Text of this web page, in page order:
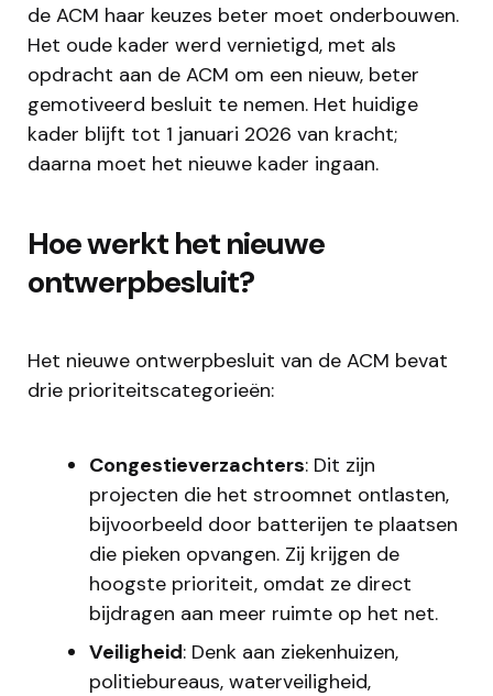
de ACM haar keuzes beter moet onderbouwen.
Het oude kader werd vernietigd, met als
opdracht aan de ACM om een nieuw, beter
gemotiveerd besluit te nemen. Het huidige
kader blijft tot 1 januari 2026 van kracht;
daarna moet het nieuwe kader ingaan.
Hoe werkt het nieuwe
ontwerpbesluit?
Het nieuwe ontwerpbesluit van de ACM bevat
drie prioriteitscategorieën:
Congestieverzachters: Dit zijn
projecten die het stroomnet ontlasten,
bijvoorbeeld door batterijen te plaatsen
die pieken opvangen. Zij krijgen de
hoogste prioriteit, omdat ze direct
bijdragen aan meer ruimte op het net.
Veiligheid: Denk aan ziekenhuizen,
politiebureaus, waterveiligheid,